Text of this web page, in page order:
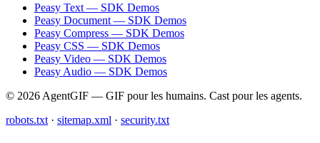
Peasy Text — SDK Demos
Peasy Document — SDK Demos
Peasy Compress — SDK Demos
Peasy CSS — SDK Demos
Peasy Video — SDK Demos
Peasy Audio — SDK Demos
© 2026 AgentGIF — GIF pour les humains. Cast pour les agents.
robots.txt · sitemap.xml · security.txt